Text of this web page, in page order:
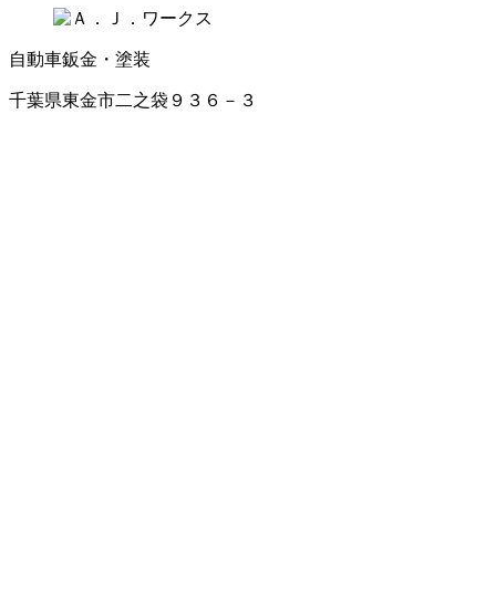
自動車鈑金・塗装
千葉県東金市二之袋９３６－３